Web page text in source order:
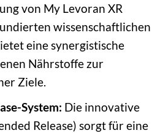
von My Levoran XR
wissenschaftlichen
eine synergistische
Nährstoffe zur
Ziele.
System: Die innovative
Release) sorgt für eine